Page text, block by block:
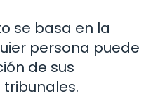
se basa en la
persona puede
de sus